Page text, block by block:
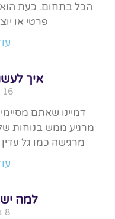
הכל בתחום. כעת
פרטי או
איך
16 בינואר 2025
דמיינו שאתם
מרגיע ממש בנוחות
מרגישה כמו גל
למה יש
8 בינואר 2025